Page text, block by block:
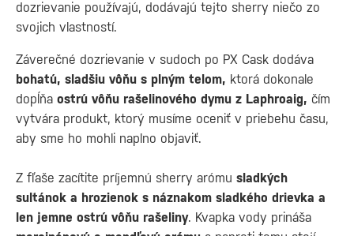
dozrievanie používajú, dodávajú tejto sherry niečo zo
svojich vlastností.
Záverečné dozrievanie v sudoch po PX Cask dodáva
bohatú, sladšiu vôňu s plným telom, ktorá dokonale
dopĺňa ostrú vôňu rašelinového dymu z Laphroaig, čím
vytvára produkt, ktorý musíme oceniť v priebehu času,
aby sme ho mohli naplno objaviť.
Z fľaše zacítite príjemnú sherry arómu sladkých
sultánok a hrozienok s náznakom sladkého drievka a
len jemne ostrú vôňu rašeliny. Kvapka vody prináša